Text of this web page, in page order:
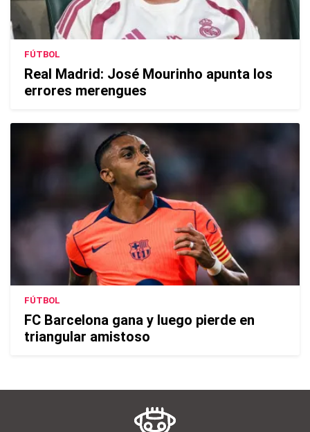
FÚTBOL
Real Madrid: José Mourinho apunta los
errores merengues
FÚTBOL
FC Barcelona gana y luego pierde en
triangular amistoso